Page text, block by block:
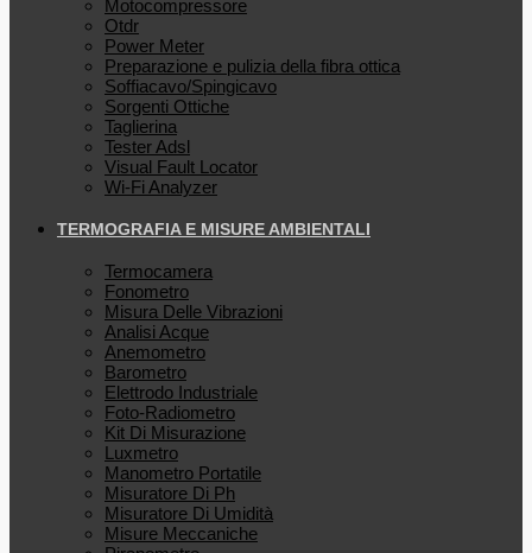
Motocompressore
Otdr
Power Meter
Preparazione e pulizia della fibra ottica
Soffiacavo/Spingicavo
Sorgenti Ottiche
Taglierina
Tester Adsl
Visual Fault Locator
Wi-Fi Analyzer
TERMOGRAFIA E MISURE AMBIENTALI
Termocamera
Fonometro
Misura Delle Vibrazioni
Analisi Acque
Anemometro
Barometro
Elettrodo Industriale
Foto-Radiometro
Kit Di Misurazione
Luxmetro
Manometro Portatile
Misuratore Di Ph
Misuratore Di Umidità
Misure Meccaniche